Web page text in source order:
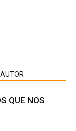
QUE NOS